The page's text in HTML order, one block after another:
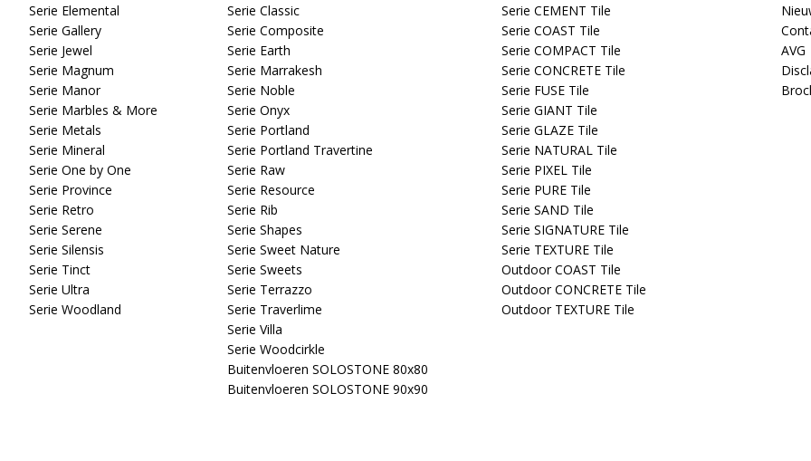
Serie Elemental
Serie Gallery
Serie Jewel
Serie Magnum
Serie Manor
Serie Marbles & More
Serie Metals
Serie Mineral
Serie One by One
Serie Province
Serie Retro
Serie Serene
Serie Silensis
Serie Tinct
Serie Ultra
Serie Woodland
Serie Classic
Serie Composite
Serie Earth
Serie Marrakesh
Serie Noble
Serie Onyx
Serie Portland
Serie Portland Travertine
Serie Raw
Serie Resource
Serie Rib
Serie Shapes
Serie Sweet Nature
Serie Sweets
Serie Terrazzo
Serie Traverlime
Serie Villa
Serie Woodcirkle
Buitenvloeren SOLOSTONE 80x80
Buitenvloeren SOLOSTONE 90x90
Serie CEMENT Tile
Serie COAST Tile
Serie COMPACT Tile
Serie CONCRETE Tile
Serie FUSE Tile
Serie GIANT Tile
Serie GLAZE Tile
Serie NATURAL Tile
Serie PIXEL Tile
Serie PURE Tile
Serie SAND Tile
Serie SIGNATURE Tile
Serie TEXTURE Tile
Outdoor COAST Tile
Outdoor CONCRETE Tile
Outdoor TEXTURE Tile
AVG